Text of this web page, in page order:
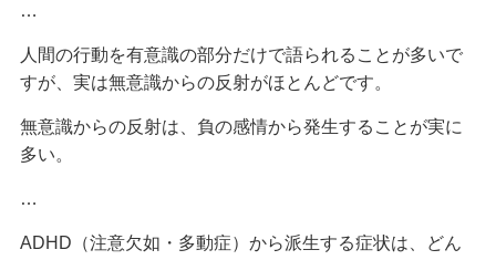
…
人間の行動を有意識の部分だけで語られることが多いで
すが、実は無意識からの反射がほとんどです。
無意識からの反射は、負の感情から発生することが実に
多い。
…
ADHD（注意欠如・多動症）から派生する症状は、どん